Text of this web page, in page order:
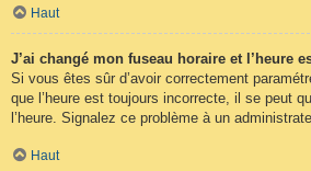
Haut
J’ai changé mon fuseau horaire et l’heure
Si vous êtes sûr d’avoir correctement
que l’heure est toujours incorrecte, il se peut
l’heure. Signalez ce problème à un
Haut